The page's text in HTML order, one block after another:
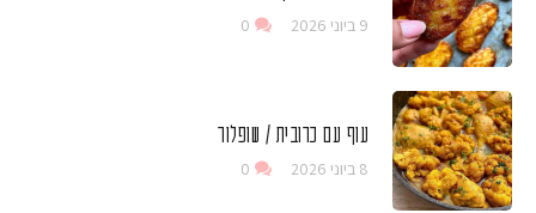
9 ביוני 2026 0
עוף עם כרובית / שופלור
8 ביוני 2026 0